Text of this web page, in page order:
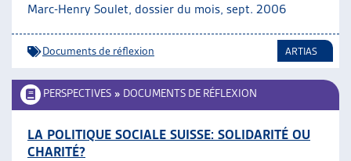
Marc-Henry Soulet, dossier du mois, sept. 2006
Documents de réflexion ARTIAS
PERSPECTIVES » DOCUMENTS DE RÉFLEXION
LA POLITIQUE SOCIALE SUISSE: SOLIDARITÉ OU
CHARITÉ?